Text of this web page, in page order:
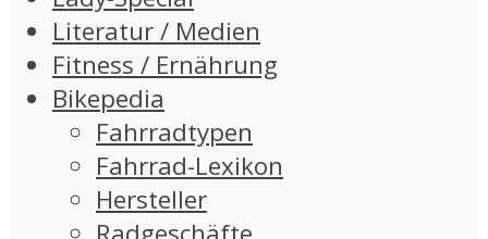
Literatur / Medien
Fitness / Ernährung
Bikepedia
Fahrradtypen
Fahrrad-Lexikon
Hersteller